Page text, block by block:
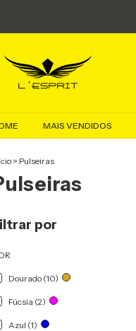
MAIS VENDIDOS
> Pulseiras
por
Dourado (10)
Fúcsia (2)
Azul (1)